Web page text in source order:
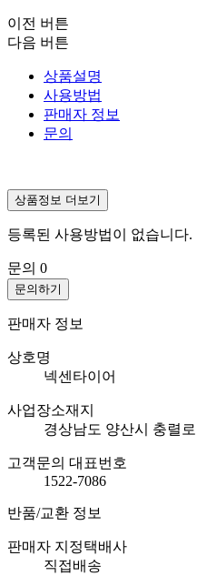
이전 버튼
다음 버튼
상품설명
사용방법
판매자 정보
문의
상품정보 더보기
등록된 사용방법이 없습니다.
문의 0
문의하기
판매자 정보
상호명
넥센타이어
사업장소재지
경상남도 양산시 충렬
고객문의 대표번호
1522-7086
반품/교환 정보
판매자 지정택배사
직접배송